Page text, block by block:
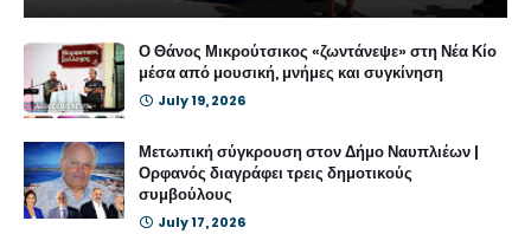
Ο Θάνος Μικρούτσικος «ζωντάνεψε» στη Νέα Κίο
μέσα από μουσική, μνήμες και συγκίνηση
July 19, 2026
Μετωπική σύγκρουση στον Δήμο Ναυπλιέων |
Ορφανός διαγράφει τρεις δημοτικούς
συμβούλους
July 17, 2026